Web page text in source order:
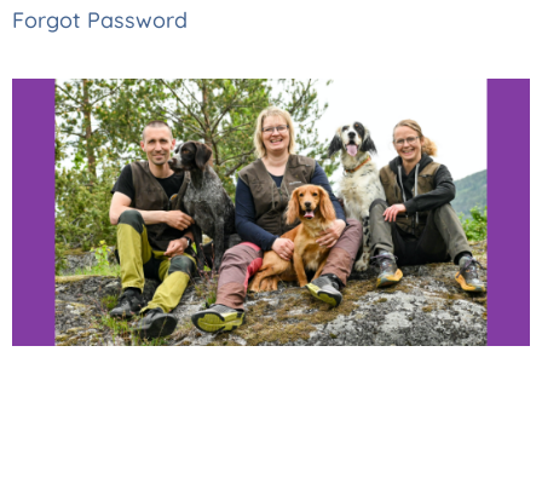
Forgot Password